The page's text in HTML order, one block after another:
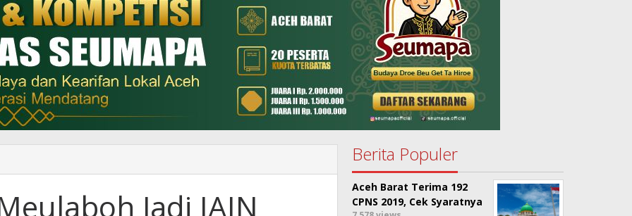
Jadi IAIN
Berita Populer
Aceh Barat Terima 192
CPNS 2019, Cek Syaratnya